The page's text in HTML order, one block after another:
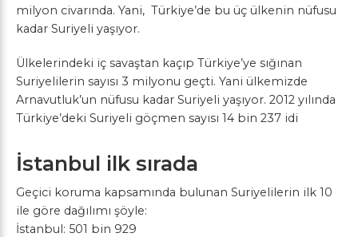
milyon civarında. Yani, Türkiye’de bu üç ülkenin nüfusu
kadar Suriyeli yaşıyor.
Ülkelerindeki iç savaştan kaçıp Türkiye’ye sığınan
Suriyelilerin sayısı 3 milyonu geçti. Yani ülkemizde
Arnavutluk’un nüfusu kadar Suriyeli yaşıyor. 2012 yılında
Türkiye’deki Suriyeli göçmen sayısı 14 bin 237 idi
İstanbul ilk sırada
Geçici koruma kapsamında bulunan Suriyelilerin ilk 10
ile göre dağılımı şöyle:
İstanbul: 501 bin 929